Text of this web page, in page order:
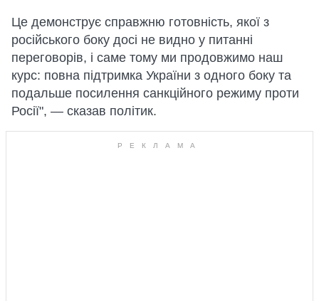
Це демонструє справжню готовність, якої з
російського боку досі не видно у питанні
переговорів, і саме тому ми продовжимо наш
курс: повна підтримка України з одного боку та
подальше посилення санкційного режиму проти
Росії", — сказав політик.